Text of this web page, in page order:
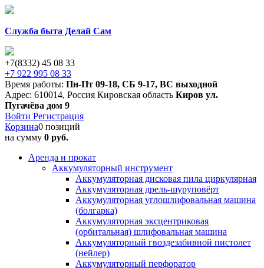
Служба быта Делай Сам
+7(8332) 45 08 33
+7 922 995 08 33
Время работы: Пн-Пт 09-18, СБ 9-17, ВС выходной
Адрес: 610014, Россия Кировская область Киров ул.
Пугачёва дом 9
Войти Регистрация
Корзина0 позиций
на сумму 0 руб.
Аренда и прокат
Аккумуляторный инструмент
Аккумуляторная дисковая пила циркулярная
Аккумуляторная дрель-шуруповёрт
Аккумуляторная углошлифовальная машина
(болгарка)
Аккумуляторная эксцентриковая
(орбитальная) шлифовальная машина
Аккумуляторный гвоздезабивной пистолет
(нейлер)
Аккумуляторный перфоратор